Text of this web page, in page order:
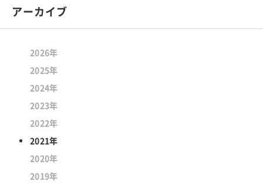
アーカイブ
2026年
2025年
2024年
2023年
2022年
2021年
2020年
2019年